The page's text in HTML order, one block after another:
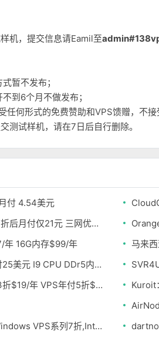
机，提交信息请Eamil至
暂不发布；
到6个月不做发布；
任何形式的免费赞助和VPS馈赠，不
测试样机，请在7日后自行删除。
付 4.54美元
LOCVPS 香港VPS限时特惠：7折后月付仅21元 三网优化BGP线路 可选原生IP
16G内存$99/年
DediRock 新上高性能VPS 年付25美元 I9 CPU DDr5内存 纽约机房
HawkHost/老鹰主机 虚拟主机3折$19/年 VPS年付5折$25/年
Kuroit
DesiVPS AMD Ryzen系列和Windows VPS系列7折,Intel系列年付11.6美元